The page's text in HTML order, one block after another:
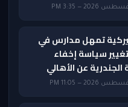
تمهل مدارس في
7 أيام لتغيير سياسة إخفاء
عن الأهالي